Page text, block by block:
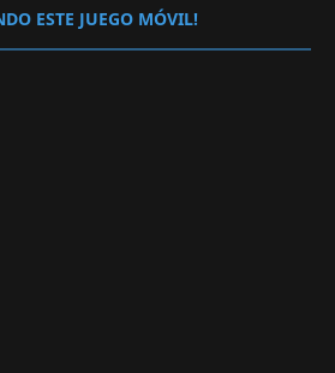
ESTE JUEGO MÓVIL!